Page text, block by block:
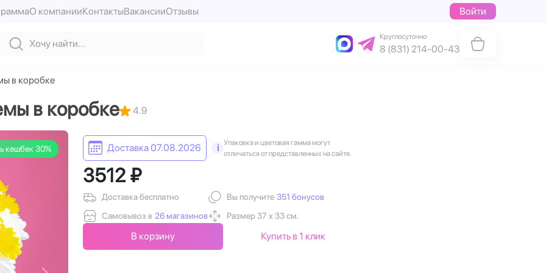
О компанииКонтактыВакансииОтзывы Войти
Круглосуточно
8 (831) 214-00-43
в коробке
в коробке 4.9
кешбек 30% Доставка 07.08.2026 i
Упаковка и цветовая гамма могут
отличаться от представленных на сайте.
3512 ₽
Доставка бесплатно
Самовывоз в 26 магазинов
Вы получите 351 бонусов
Размер 37 х 33 см.
В корзину Купить в 1 клик